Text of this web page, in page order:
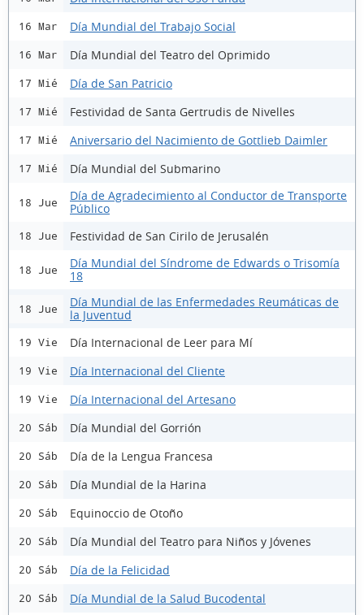
16 Mar Día Mundial del Trabajo Social
16 Mar Día Mundial del Teatro del Oprimido
17 Mié Día de San Patricio
17 Mié Festividad de Santa Gertrudis de Nivelles
17 Mié Aniversario del Nacimiento de Gottlieb Daimler
17 Mié Día Mundial del Submarino
18 Jue
Día de Agradecimiento al Conductor de Transporte
Público
18 Jue Festividad de San Cirilo de Jerusalén
18 Jue
Día Mundial del Síndrome de Edwards o Trisomía
18
18 Jue
Día Mundial de las Enfermedades Reumáticas de
la Juventud
19 Vie Día Internacional de Leer para Mí
19 Vie Día Internacional del Cliente
19 Vie Día Internacional del Artesano
20 Sáb Día Mundial del Gorrión
20 Sáb Día de la Lengua Francesa
20 Sáb Día Mundial de la Harina
20 Sáb Equinoccio de Otoño
20 Sáb Día Mundial del Teatro para Niños y Jóvenes
20 Sáb Día de la Felicidad
20 Sáb Día Mundial de la Salud Bucodental